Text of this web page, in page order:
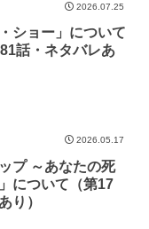
2026.07.25
ショー」について
81話・ネタバレあ
2026.05.17
プ ～あなたの死
について（第17
り）